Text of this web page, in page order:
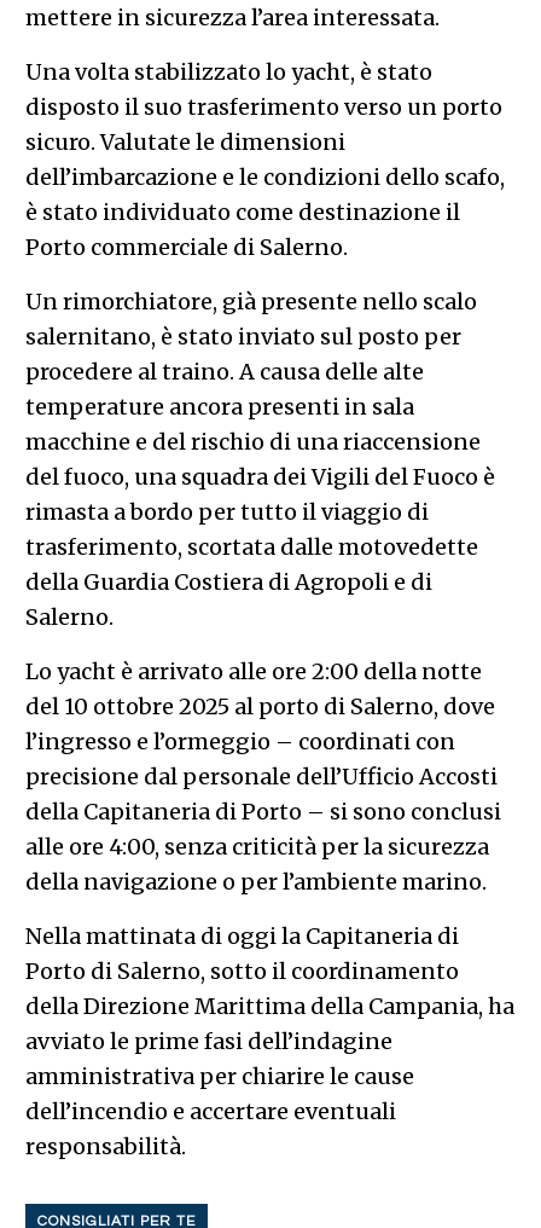
mettere in sicurezza l’area interessata.
Una volta stabilizzato lo yacht, è stato
disposto il suo trasferimento verso un porto
sicuro. Valutate le dimensioni
dell’imbarcazione e le condizioni dello scafo,
è stato individuato come destinazione il
Porto commerciale di Salerno.
Un rimorchiatore, già presente nello scalo
salernitano, è stato inviato sul posto per
procedere al traino. A causa delle alte
temperature ancora presenti in sala
macchine e del rischio di una riaccensione
del fuoco, una squadra dei Vigili del Fuoco è
rimasta a bordo per tutto il viaggio di
trasferimento, scortata dalle motovedette
della Guardia Costiera di Agropoli e di
Salerno.
Lo yacht è arrivato alle ore 2:00 della notte
del 10 ottobre 2025 al porto di Salerno, dove
l’ingresso e l’ormeggio – coordinati con
precisione dal personale dell’Ufficio Accosti
della Capitaneria di Porto – si sono conclusi
alle ore 4:00, senza criticità per la sicurezza
della navigazione o per l’ambiente marino.
Nella mattinata di oggi la Capitaneria di
Porto di Salerno, sotto il coordinamento
della Direzione Marittima della Campania, ha
avviato le prime fasi dell’indagine
amministrativa per chiarire le cause
dell’incendio e accertare eventuali
responsabilità.
CONSIGLIATI PER TE